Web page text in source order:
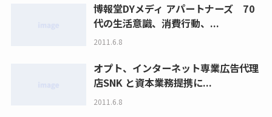
博報堂DYメディ アパートナーズ 70
代の生活意識、消費行動、...
2011.6.8
オプト、インターネット専業広告代理
店SNK と資本業務提携に...
2011.6.8